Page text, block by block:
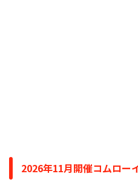
2026年11月開催コムロー